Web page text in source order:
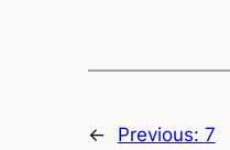
← Previous: 7